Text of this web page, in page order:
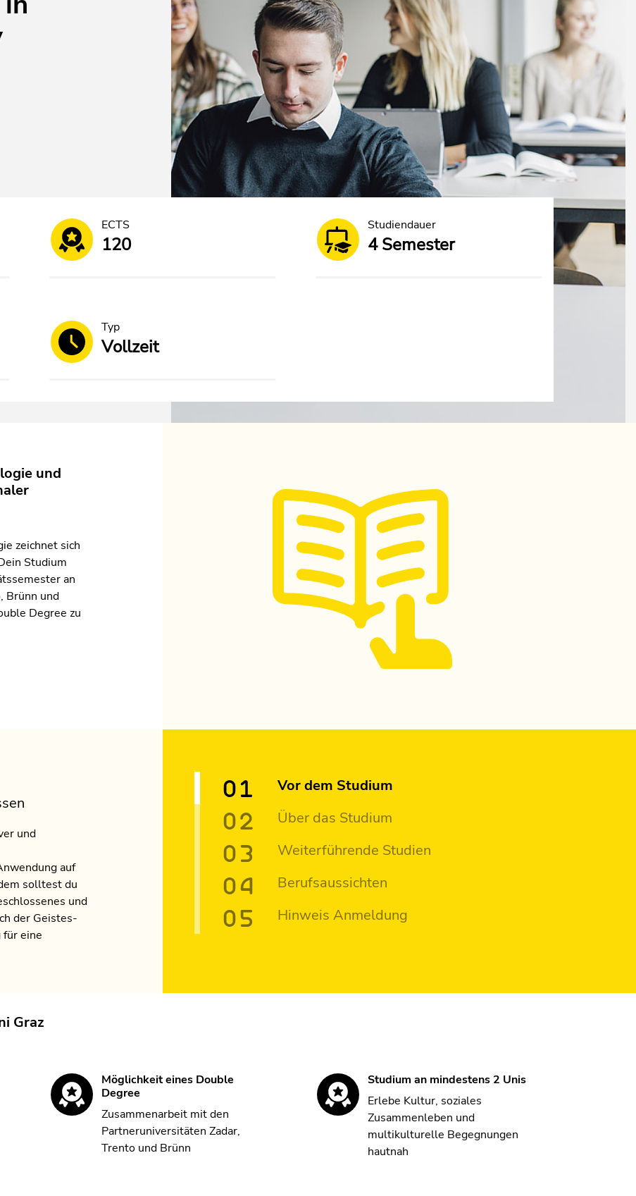
ECTS
120
Studiendauer
4 Semester
Typ
Vollzeit
und
zeichnet sich
Studium
an
Brünn und
Degree zu
und
auf
solltest du
und
der Geistes-
für eine
Vor dem Studium
Über das Studium
Weiterführende Studien
Berufsaussichten
Hinweis Anmeldung
Graz
Möglichkeit eines Double
Degree
Zusammenarbeit mit den
Partneruniversitäten Zadar,
Trento und Brünn
Studium an mindestens 2 Unis
Erlebe Kultur, soziales
Zusammenleben und
multikulturelle Begegnungen
hautnah